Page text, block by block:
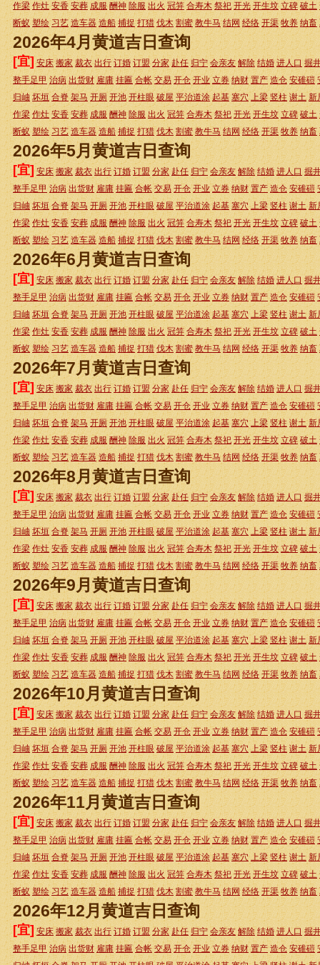
作梁 作灶 安香 安葬 成服 酬神 除服 出火 冠笄 合寿木 祭祀 开光 开生坟 立碑 破土
断蚁 塑绘 习艺 造车器 造船 捕捉 打猎 伐木 割蜜 教牛马 结网 经络 开渠 牧养 纳畜
2026年4月黄道吉日查询
[宜] 安床 搬家 裁衣 出行 订婚 订盟 分家 赴任 归宁 会亲友 解除 结婚 进人口 掘
整手足甲 治病 出货财 雇庸 挂匾 合帐 交易 开仓 开业 立券 纳财 置产 造仓 安碓磑
归岫 坏垣 合脊 架马 开厕 开池 开柱眼 破屋 平治道涂 起基 塞穴 上梁 竖柱 谢土 新
作梁 作灶 安香 安葬 成服 酬神 除服 出火 冠笄 合寿木 祭祀 开光 开生坟 立碑 破土
断蚁 塑绘 习艺 造车器 造船 捕捉 打猎 伐木 割蜜 教牛马 结网 经络 开渠 牧养 纳畜
2026年5月黄道吉日查询
[宜] 安床 搬家 裁衣 出行 订婚 订盟 分家 赴任 归宁 会亲友 解除 结婚 进人口 掘
整手足甲 治病 出货财 雇庸 挂匾 合帐 交易 开仓 开业 立券 纳财 置产 造仓 安碓磑
归岫 坏垣 合脊 架马 开厕 开池 开柱眼 破屋 平治道涂 起基 塞穴 上梁 竖柱 谢土 新
作梁 作灶 安香 安葬 成服 酬神 除服 出火 冠笄 合寿木 祭祀 开光 开生坟 立碑 破土
断蚁 塑绘 习艺 造车器 造船 捕捉 打猎 伐木 割蜜 教牛马 结网 经络 开渠 牧养 纳畜
2026年6月黄道吉日查询
[宜] 安床 搬家 裁衣 出行 订婚 订盟 分家 赴任 归宁 会亲友 解除 结婚 进人口 掘
整手足甲 治病 出货财 雇庸 挂匾 合帐 交易 开仓 开业 立券 纳财 置产 造仓 安碓磑
归岫 坏垣 合脊 架马 开厕 开池 开柱眼 破屋 平治道涂 起基 塞穴 上梁 竖柱 谢土 新
作梁 作灶 安香 安葬 成服 酬神 除服 出火 冠笄 合寿木 祭祀 开光 开生坟 立碑 破土
断蚁 塑绘 习艺 造车器 造船 捕捉 打猎 伐木 割蜜 教牛马 结网 经络 开渠 牧养 纳畜
2026年7月黄道吉日查询
[宜] 安床 搬家 裁衣 出行 订婚 订盟 分家 赴任 归宁 会亲友 解除 结婚 进人口 掘
整手足甲 治病 出货财 雇庸 挂匾 合帐 交易 开仓 开业 立券 纳财 置产 造仓 安碓磑
归岫 坏垣 合脊 架马 开厕 开池 开柱眼 破屋 平治道涂 起基 塞穴 上梁 竖柱 谢土 新
作梁 作灶 安香 安葬 成服 酬神 除服 出火 冠笄 合寿木 祭祀 开光 开生坟 立碑 破土
断蚁 塑绘 习艺 造车器 造船 捕捉 打猎 伐木 割蜜 教牛马 结网 经络 开渠 牧养 纳畜
2026年8月黄道吉日查询
[宜] 安床 搬家 裁衣 出行 订婚 订盟 分家 赴任 归宁 会亲友 解除 结婚 进人口 掘
整手足甲 治病 出货财 雇庸 挂匾 合帐 交易 开仓 开业 立券 纳财 置产 造仓 安碓磑
归岫 坏垣 合脊 架马 开厕 开池 开柱眼 破屋 平治道涂 起基 塞穴 上梁 竖柱 谢土 新
作梁 作灶 安香 安葬 成服 酬神 除服 出火 冠笄 合寿木 祭祀 开光 开生坟 立碑 破土
断蚁 塑绘 习艺 造车器 造船 捕捉 打猎 伐木 割蜜 教牛马 结网 经络 开渠 牧养 纳畜
2026年9月黄道吉日查询
[宜] 安床 搬家 裁衣 出行 订婚 订盟 分家 赴任 归宁 会亲友 解除 结婚 进人口 掘
整手足甲 治病 出货财 雇庸 挂匾 合帐 交易 开仓 开业 立券 纳财 置产 造仓 安碓磑
归岫 坏垣 合脊 架马 开厕 开池 开柱眼 破屋 平治道涂 起基 塞穴 上梁 竖柱 谢土 新
作梁 作灶 安香 安葬 成服 酬神 除服 出火 冠笄 合寿木 祭祀 开光 开生坟 立碑 破土
断蚁 塑绘 习艺 造车器 造船 捕捉 打猎 伐木 割蜜 教牛马 结网 经络 开渠 牧养 纳畜
2026年10月黄道吉日查询
[宜] 安床 搬家 裁衣 出行 订婚 订盟 分家 赴任 归宁 会亲友 解除 结婚 进人口 掘
整手足甲 治病 出货财 雇庸 挂匾 合帐 交易 开仓 开业 立券 纳财 置产 造仓 安碓磑
归岫 坏垣 合脊 架马 开厕 开池 开柱眼 破屋 平治道涂 起基 塞穴 上梁 竖柱 谢土 新
作梁 作灶 安香 安葬 成服 酬神 除服 出火 冠笄 合寿木 祭祀 开光 开生坟 立碑 破土
断蚁 塑绘 习艺 造车器 造船 捕捉 打猎 伐木 割蜜 教牛马 结网 经络 开渠 牧养 纳畜
2026年11月黄道吉日查询
[宜] 安床 搬家 裁衣 出行 订婚 订盟 分家 赴任 归宁 会亲友 解除 结婚 进人口 掘
整手足甲 治病 出货财 雇庸 挂匾 合帐 交易 开仓 开业 立券 纳财 置产 造仓 安碓磑
归岫 坏垣 合脊 架马 开厕 开池 开柱眼 破屋 平治道涂 起基 塞穴 上梁 竖柱 谢土 新
作梁 作灶 安香 安葬 成服 酬神 除服 出火 冠笄 合寿木 祭祀 开光 开生坟 立碑 破土
断蚁 塑绘 习艺 造车器 造船 捕捉 打猎 伐木 割蜜 教牛马 结网 经络 开渠 牧养 纳畜
2026年12月黄道吉日查询
[宜] 安床 搬家 裁衣 出行 订婚 订盟 分家 赴任 归宁 会亲友 解除 结婚 进人口 掘
整手足甲 治病 出货财 雇庸 挂匾 合帐 交易 开仓 开业 立券 纳财 置产 造仓 安碓磑